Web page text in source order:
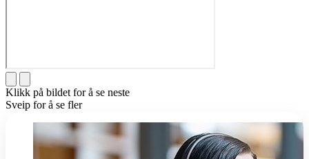
Klikk på bildet for å se neste
Sveip for å se fler